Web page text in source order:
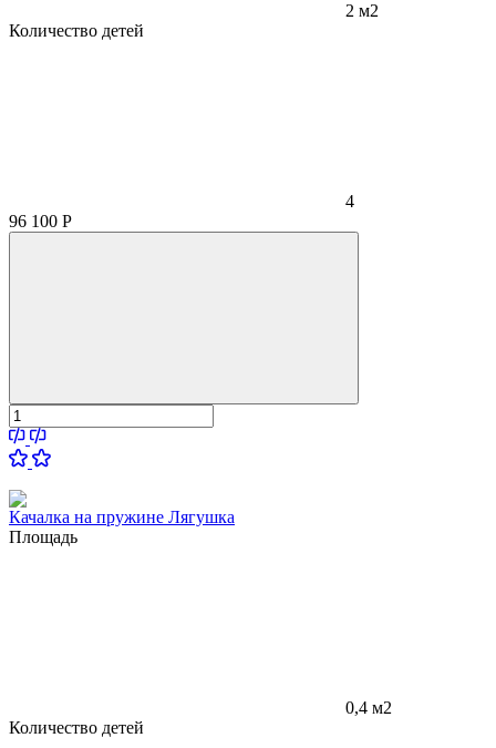
2 м2
Количество детей
4
96 100 Р
Качалка на пружине Лягушка
Площадь
0,4 м2
Количество детей